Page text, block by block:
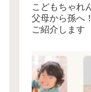
こどもちゃれ
父母から孫へ
ご紹介します